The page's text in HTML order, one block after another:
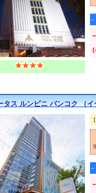
--
タス ルンピニ バンコク （
--